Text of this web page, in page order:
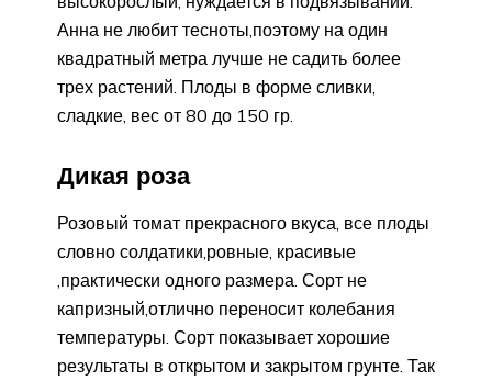
Анна не любит тесноты,поэтому на один
квадратный метра лучше не садить более
трех растений. Плоды в форме сливки,
сладкие, вес от 80 до 150 гр.
Дикая роза
Розовый томат прекрасного вкуса, все плоды
словно солдатики,ровные, красивые
,практически одного размера. Сорт не
капризный,отлично переносит колебания
температуры. Сорт показывает хорошие
результаты в открытом и закрытом грунте. Так